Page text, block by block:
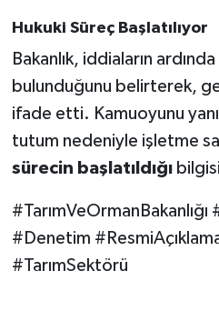
Hukuki Süreç Başlatılıyor
Bakanlık, iddiaların
bulunduğunu belirterek,
ifade etti. Kamuoyunu
tutum nedeniyle işletme
sürecin başlatıldığıbilgisi
#TarımVeOrmanBakanlığı
#Denetim
#TarımSektörü